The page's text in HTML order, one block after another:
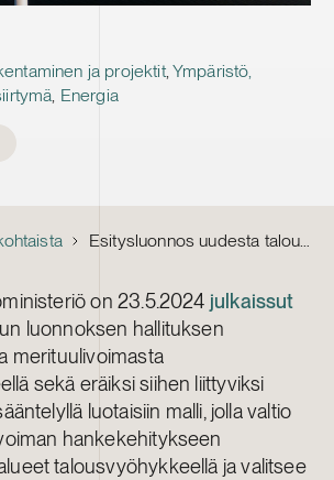
ja projektit,Ympäristö,
, Energia
Esitysluonnos uudesta talousvyöhykkeen merituulivoimalaista lausunnoille
on 23.5.2024 julkaissut
luonnoksen hallituksen
merituulivoimasta
sekä eräiksi siihen liittyviksi
luotaisiin malli, jolla valtio
hankekehitykseen
talousvyöhykkeellä ja valitsee